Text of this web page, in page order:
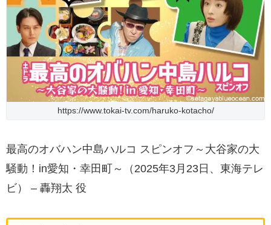
https://www.tokai-tv.com/haruko-kotacho/
最高のオバハン中島ハルコ スピンオフ～大谷家の大
騒動！in愛知・幸田町～（2025年3月23日、東海テレ
ビ） – 轟翔太 役